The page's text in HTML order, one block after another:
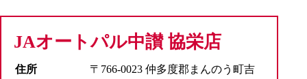
JAオートパル中讃 協栄店
住所
〒766-0023 仲多度郡まんのう町吉